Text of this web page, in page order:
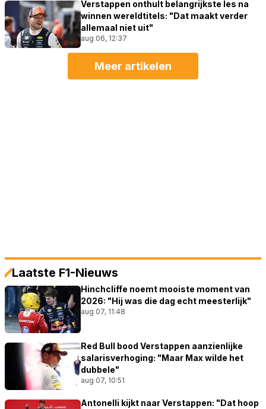
Verstappen onthult belangrijkste les na
winnen wereldtitels: "Dat maakt verder
allemaal niet uit"
aug 06, 12:37
Meer artikelen
Laatste F1-Nieuws
Hinchcliffe noemt mooiste moment van
2026: "Hij was die dag echt meesterlijk"
aug 07, 11:48
Red Bull bood Verstappen aanzienlijke
salarisverhoging: "Maar Max wilde het
dubbele"
aug 07, 10:51
Antonelli kijkt naar Verstappen: "Dat hoop